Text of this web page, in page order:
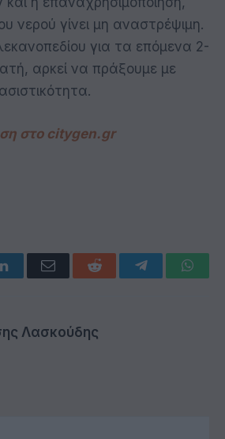
νερού γίνει μη αναστρέψιμη.
για τα επόμενα 2-
αρκεί να πράξουμε με
στο citygen.gr
LinkedInEmail Reddit Telegram
Λασκούδης